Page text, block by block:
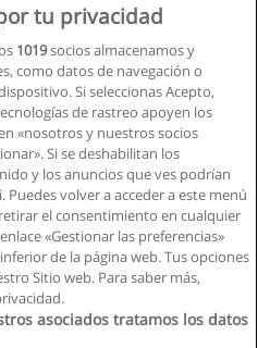
tu privacidad
1019socios almacenamos y
como datos de navegación o
Si seleccionas Acepto,
de rastreo apoyen los
«nosotros y nuestros socios
Si se deshabilitan los
y los anuncios que ves podrían
Puedes volver a acceder a este menú
el consentimiento en cualquier
«Gestionar las preferencias»
de la página web. Tus opciones
Sitio web. Para saber más,
asociados tratamos los datos